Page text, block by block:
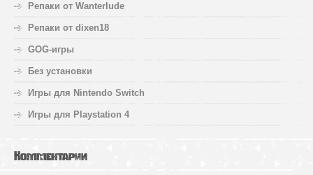
Репаки от Wanterlude
Репаки от dixen18
GOG-игры
Без установки
Игры для Nintendo Switch
Игры для Playstation 4
Комментарии